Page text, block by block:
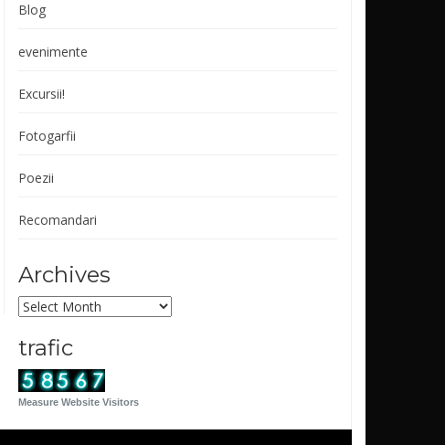
Blog
evenimente
Excursii!
Fotogarfii
Poezii
Recomandari
Archives
Archives
trafic
Measure Website Visitors